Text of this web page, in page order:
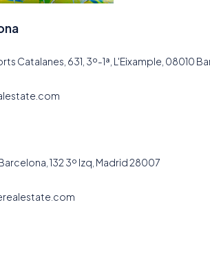
Catalanes, 631, 3º-1ª, L'Eixample, 08010
132 3º Izq, Madrid 28007